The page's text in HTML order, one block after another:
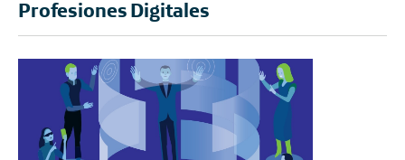
Profesiones Digitales